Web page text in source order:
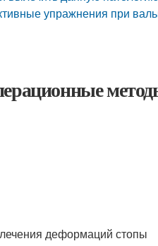
упражнения при
деформаций стопы